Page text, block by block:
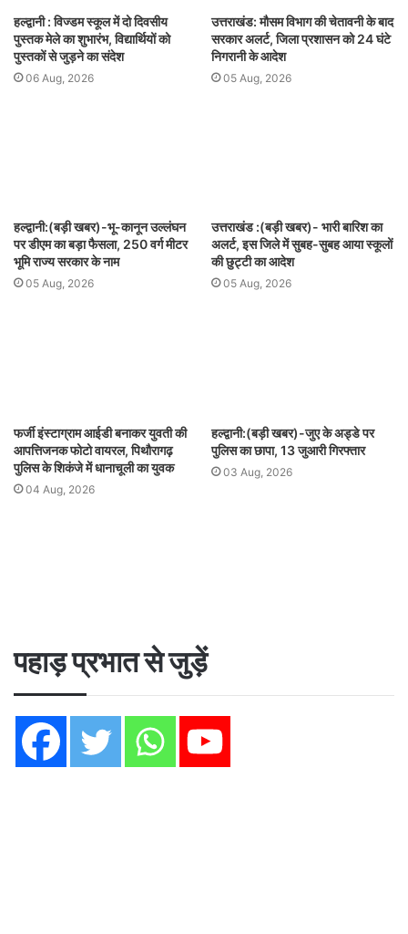
हल्द्वानी : विज्डम स्कूल में दो दिवसीय
पुस्तक मेले का शुभारंभ, विद्यार्थियों को
पुस्तकों से जुड़ने का संदेश
06 Aug, 2026
उत्तराखंड: मौसम विभाग की चेतावनी के बाद
सरकार अलर्ट, जिला प्रशासन को 24 घंटे
निगरानी के आदेश
05 Aug, 2026
हल्द्वानी:(बड़ी खबर)-भू-कानून उल्लंघन
पर डीएम का बड़ा फैसला, 250 वर्ग मीटर
भूमि राज्य सरकार के नाम
05 Aug, 2026
उत्तराखंड :(बड़ी खबर)- भारी बारिश का
अलर्ट, इस जिले में सुबह-सुबह आया स्कूलों
की छुट्टी का आदेश
05 Aug, 2026
फर्जी इंस्टाग्राम आईडी बनाकर युवती की
आपत्तिजनक फोटो वायरल, पिथौरागढ़
पुलिस के शिकंजे में धानाचूली का युवक
04 Aug, 2026
हल्द्वानी:(बड़ी खबर)-जुए के अड्डे पर
पुलिस का छापा, 13 जुआरी गिरफ्तार
03 Aug, 2026
पहाड़ प्रभात से जुड़ें